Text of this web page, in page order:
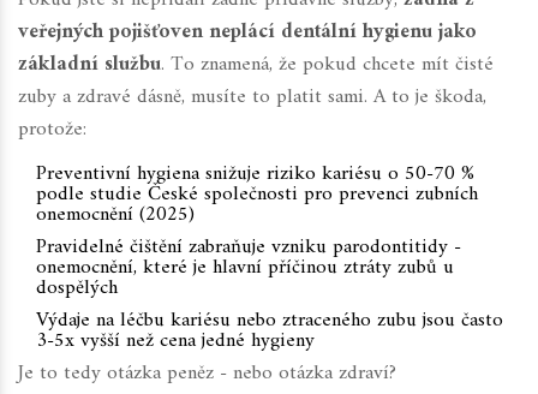
veřejných pojišťoven neplácí dentální hygienu jako
základní službu. To znamená, že pokud chcete mít čisté
zuby a zdravé dásně, musíte to platit sami. A to je škoda,
protože:
Preventivní hygiena snižuje riziko kariésu o 50-70 %
podle studie České společnosti pro prevenci zubních
onemocnění (2025)
Pravidelné čištění zabraňuje vzniku parodontitidy -
onemocnění, které je hlavní příčinou ztráty zubů u
dospělých
Výdaje na léčbu kariésu nebo ztraceného zubu jsou často
3-5x vyšší než cena jedné hygieny
Je to tedy otázka peněz - nebo otázka zdraví?